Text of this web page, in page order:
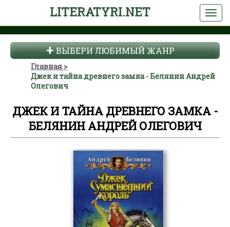
LITERATYRI.NET
ВЫБЕРИ ЛЮБИМЫЙ ЖАНР
Главная
Джек и тайна древнего замка - Белянин Андрей
Олегович
ДЖЕК И ТАЙНА ДРЕВНЕГО ЗАМКА -
БЕЛЯНИН АНДРЕЙ ОЛЕГОВИЧ